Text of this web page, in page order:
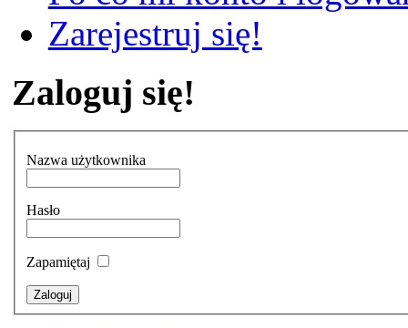
Zarejestruj się!
Zaloguj się!
Nazwa użytkownika
Hasło
Zapamiętaj